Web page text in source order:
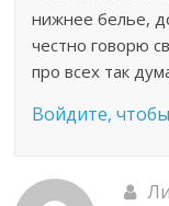
нижнее белье,
честно говорю
про всех так
Войдите,